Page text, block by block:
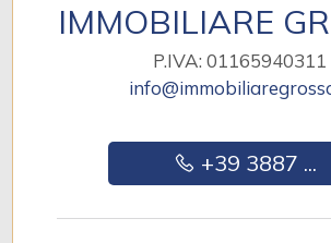
IMMOBILIARE
P.IVA: 01165940311
+39 3887 ...